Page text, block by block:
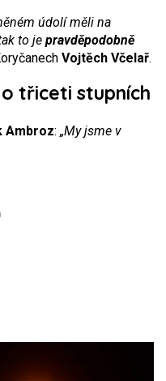
údolí měli na
to je pravděpodobně
Vojtěch Včelař.
třiceti stupních
Ambroz: „My jsme v